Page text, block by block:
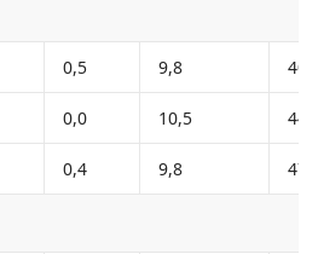
0,5 9,8 40
0,0 10,5 44
0,4 9,8 47